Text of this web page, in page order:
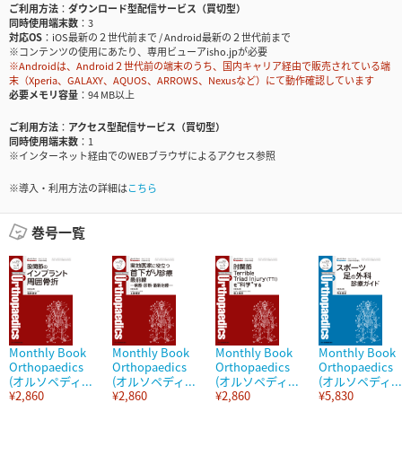
ご利用方法
ダウンロード型配信サービス（買切型）
同時使用端末数
3
対応OS
iOS最新の２世代前まで / Android最新の２世代前まで
※コンテンツの使用にあたり、専用ビューアisho.jpが必要
※Androidは、Android２世代前の端末のうち、国内キャリア経由で販売されている端
末（Xperia、GALAXY、AQUOS、ARROWS、Nexusなど）にて動作確認しています
必要メモリ容量
94 MB以上
ご利用方法
アクセス型配信サービス（買切型）
同時使用端末数
1
※インターネット経由でのWEBブラウザによるアクセス参照
※導入・利用方法の詳細はこちら
巻号一覧
Monthly Book
Orthopaedics
(オルソペディ...
¥2,860
Monthly Book
Orthopaedics
(オルソペディ...
¥2,860
Monthly Book
Orthopaedics
(オルソペディ...
¥2,860
Monthly Book
Orthopaedics
(オルソペディ...
¥5,830